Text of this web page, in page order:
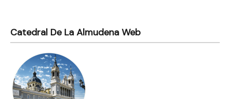
Catedral De La Almudena Web